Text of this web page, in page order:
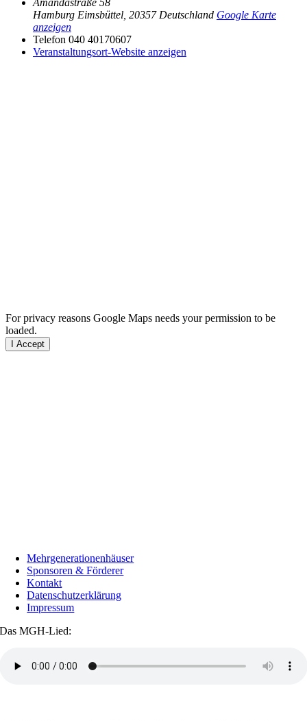
Hamburg Eimsbüttel 20357 Deutschland Google Karte
anzeigen
Telefon 040 40170607
Veranstaltungsort-Website anzeigen
For privacy reasons Google Maps needs your permission to be
loaded.
I Accept
Mehrgenerationenhäuser
Sponsoren & Förderer
Kontakt
Datenschutzerklärung
Impressum
Das MGH-Lied: